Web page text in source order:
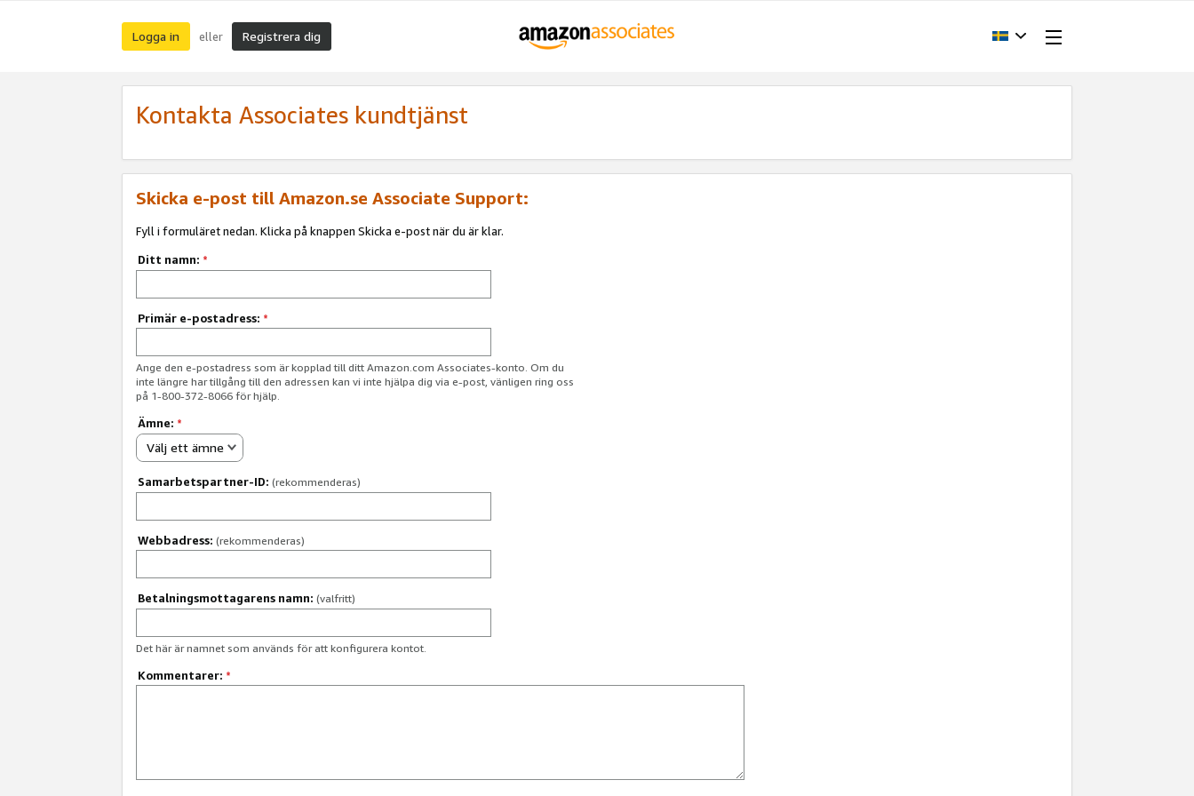
Logga in eller Registrera dig
Kontakta Associates kundtjänst
Skicka e-post till Amazon.se Associate Support:
Fyll i formuläret nedan. Klicka på knappen Skicka e-post när du är klar.
Ditt namn: *
Primär e-postadress: *
Ange den e-postadress som är kopplad till ditt Amazon.com Associates-konto. Om du
inte längre har tillgång till den adressen kan vi inte hjälpa dig via e-post, vänligen ring oss
på 1-800-372-8066 för hjälp.
Ämne: *
Välj ett ämne
Samarbetspartner-ID: (rekommenderas)
Webbadress: (rekommenderas)
Betalningsmottagarens namn: (valfritt)
Det här är namnet som används för att konfigurera kontot.
Kommentarer: *